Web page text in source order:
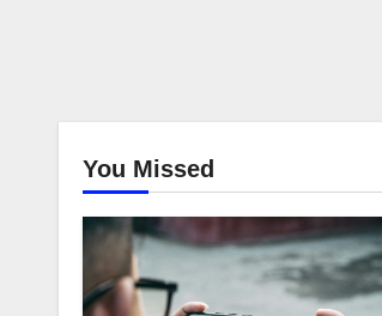
You Missed